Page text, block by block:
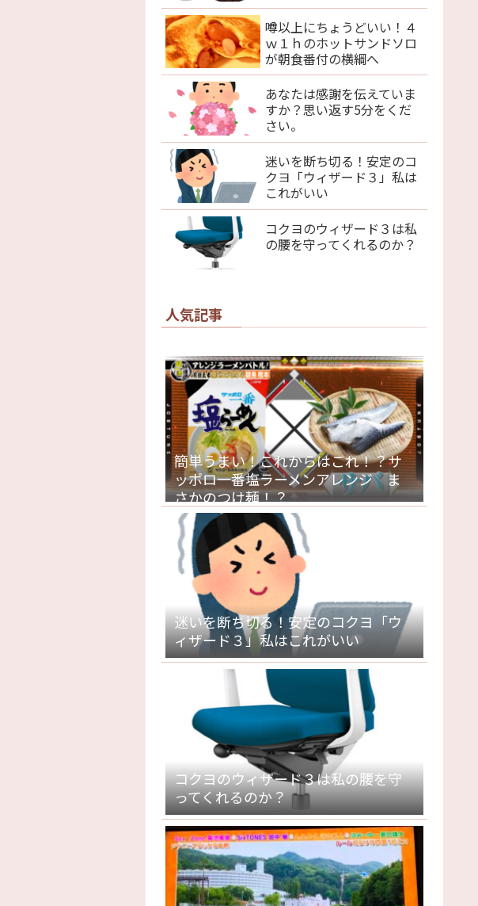
噂以上にちょうどいい！４
ｗ１ｈのホットサンドソロ
が朝食番付の横綱へ
あなたは感謝を伝えていま
すか？思い返す5分をくだ
さい。
迷いを断ち切る！安定のコ
クヨ「ウィザード３」私は
これがいい
コクヨのウィザード３は私
の腰を守ってくれるのか？
人気記事
簡単うまい！これからはこれ！？サ
ッポロ一番塩ラーメンアレンジ ま
さかのつけ麺！？
迷いを断ち切る！安定のコクヨ「ウ
ィザード３」私はこれがいい
コクヨのウィザード３は私の腰を守
ってくれるのか？